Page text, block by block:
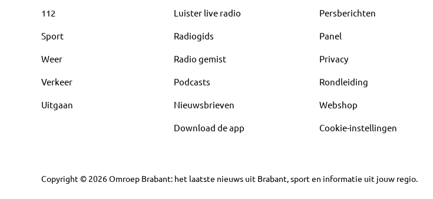
112
Sport
Weer
Verkeer
Uitgaan
Luister live radio
Radiogids
Radio gemist
Podcasts
Nieuwsbrieven
Download de app
Persberichten
Panel
Privacy
Rondleiding
Webshop
Cookie-instellingen
Copyright © 2026Omroep Brabant: het laatste nieuws uit Brabant, sport en informatie uit jouw regio.